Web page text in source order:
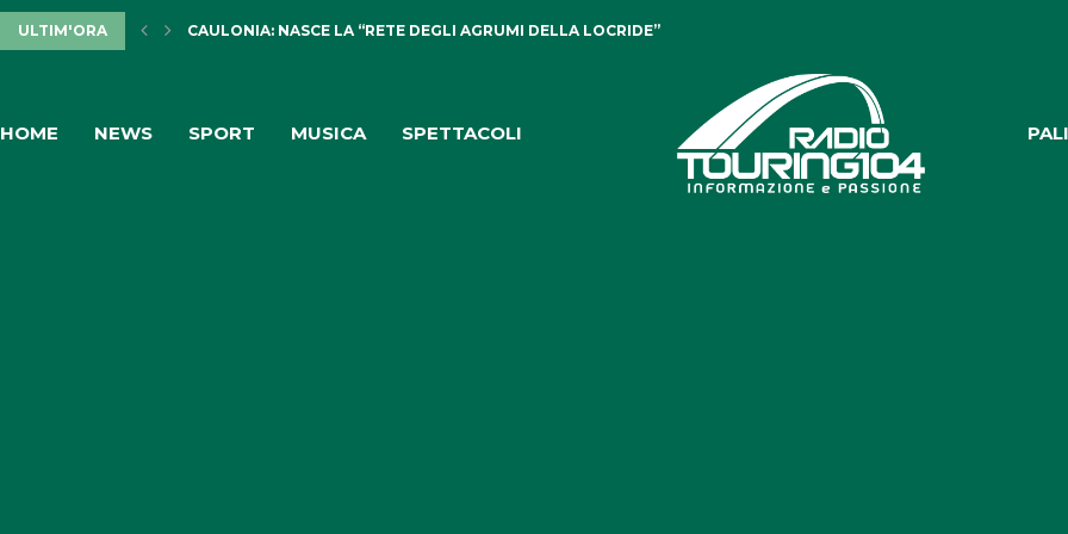
ULTIM'ORA CAULONIA: NASCE LA “RETE DEGLI AGRUMI DELLA LOCRIDE”
HOME NEWS SPORT MUSICA SPETTACOLI